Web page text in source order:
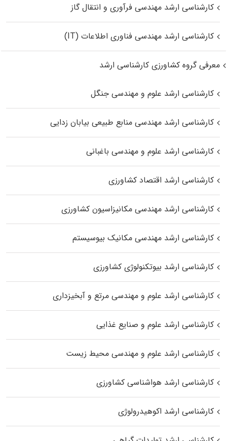
کارشناسی ارشد مهندسی فرآوری و انتقال گاز
کارشناسی ارشد مهندسی فناوری اطلاعات (IT)
معرفی گروه کشاورزی کارشناسی ارشد
کارشناسی ارشد علوم و مهندسی جنگل
کارشناسی ارشد مهندسی منابع طبیعی بیابان زدایی
کارشناسی ارشد علوم و مهندسی باغبانی
کارشناسی ارشد اقتصاد کشاورزی
کارشناسی ارشد مهندسی مکانیزاسیون کشاورزی
کارشناسی ارشد مهندسی مکانیک بیوسیستم
کارشناسی ارشد بیوتکنولوژی کشاورزی
کارشناسی ارشد علوم و مهندسی مرتع و آبخیزداری
کارشناسی ارشد علوم و صنایع غذایی
کارشناسی ارشد علوم و مهندسی محیط زیست
کارشناسی ارشد هواشناسی کشاورزی
کارشناسی ارشد اکوهیدرولوژی